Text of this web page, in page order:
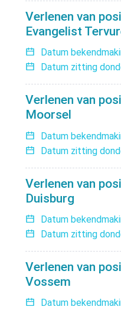
Verlenen van
Evangelist
Datum
Datum zitting
Verlenen van
Moorsel
Datum
Datum zitting
Verlenen van
Duisburg
Datum
Datum zitting
Verlenen van
Vossem
Datum